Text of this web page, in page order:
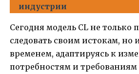
индустрии
Сегодня модель CL не только
следовать своим истокам, но
временем, адаптируясь к
потребностям и требованиям